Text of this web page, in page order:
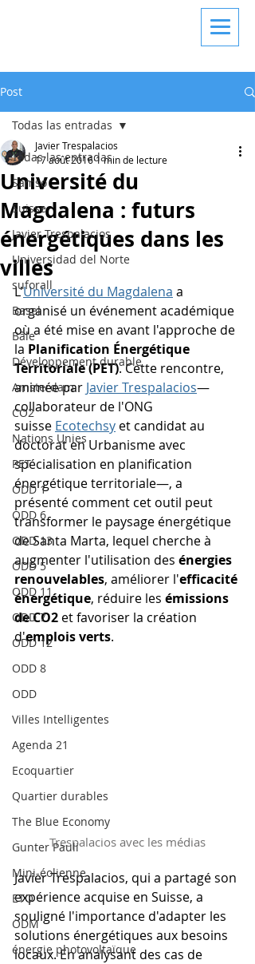
Post
Todas las entradas
Samso
Suisse
Javier Trespalacios
Universidad del Norte
suforall
Basel
Bâle
Développement durable
Amsterdam
CO2
Nations Unies
PET
ODD 1
ODD 6
ODD 13
ODD 5
ODD 11
ODD 7
ODD 12
ODD 8
ODD
Villes Intelligentes
Agenda 21
Ecoquartier
Quartier durables
The Blue Economy
Gunter Pauli
Mini-éolienne
ETO
ODM
énergie photovoltaïque
Todas las entradas
Université du
Magdalena : futurs
énergétiques dans les
villes
Javier Trespalacios
17 août 20161 min de lecture
L'Université du Magdalena a
organisé un événement académique
où a été mise en avant l'approche de
la Planification Énergétique
Territoriale (PET). Cette rencontre,
animée par Javier Trespalacios—
collaborateur de l'ONG
suisse Ecotechsy et candidat au
doctorat en Urbanisme avec
spécialisation en planification
énergétique territoriale—, a
présenté comment cet outil peut
transformer le paysage énergétique
de Santa Marta, lequel cherche à
augmenter l'utilisation des énergies
renouvelables, améliorer l'efficacité
énergétique, réduire les émissions
de CO2 et favoriser la création
d'emplois verts.
Trespalacios avec les médias
Javier Trespalacios, qui a partagé son
expérience acquise en Suisse, a
souligné l'importance d'adapter les
solutions énergétiques aux besoins
locaux. En analysant des cas de